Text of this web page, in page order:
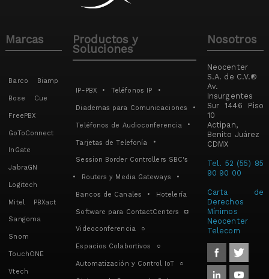
Marcas
Barco Biamp
Bose Cue
FreePBX
GoToConnect
InGate
JabraGN
Logitech
Mitel PBXact
Sangoma
Snom
TouchONE
Vtech
Productos y
Soluciones
IP-PBX • Teléfonos IP •
Diademas para Comunicaciones •
Teléfonos de Audioconferencia •
Tarjetas de Telefonía •
Session Border Controllers SBC's
• Routers y Media Gateways •
Bancos de Canales • Hotelería
Software para ContactCenters ◘
Videoconferencia ○
Espacios Colabortivos ○
Automatización y Control IoT ○
Nosotros
Neocenter
S.A. de C.V.®
Av.
Insurgentes
Sur 1446 Piso
10
Actipan,
Benito Juárez
CDMX
Tel. 52 (55) 85
90 90 00
Carta de
Derechos
Mínimos
Neocenter
Telecom